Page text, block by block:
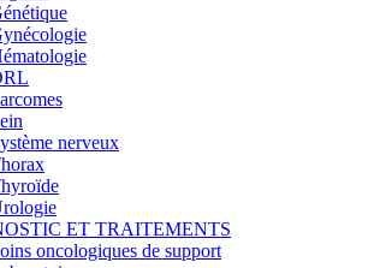
nerveux
ET TRAITEMENTS
oncologiques de support